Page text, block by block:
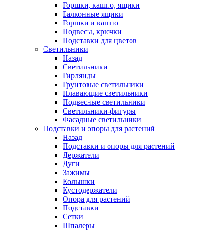
Горшки, кашпо, ящики
Балконные ящики
Горшки и кашпо
Подвесы, крючки
Подставки для цветов
Светильники
Назад
Светильники
Гирлянды
Грунтовые светильники
Плавающие светильники
Подвесные светильники
Светильники-фигуры
Фасадные светильники
Подставки и опоры для растений
Назад
Подставки и опоры для растений
Держатели
Дуги
Зажимы
Колышки
Кустодержатели
Опора для растений
Подставки
Сетки
Шпалеры